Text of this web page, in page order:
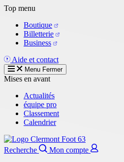
Aller
contenu
principal
Top menu
Boutique
Billetterie
Business
Aide et contact
Menu Fermer
Mises en avant
Actualités
équipe pro
Classement
Calendrier
Recherche
Mon compte